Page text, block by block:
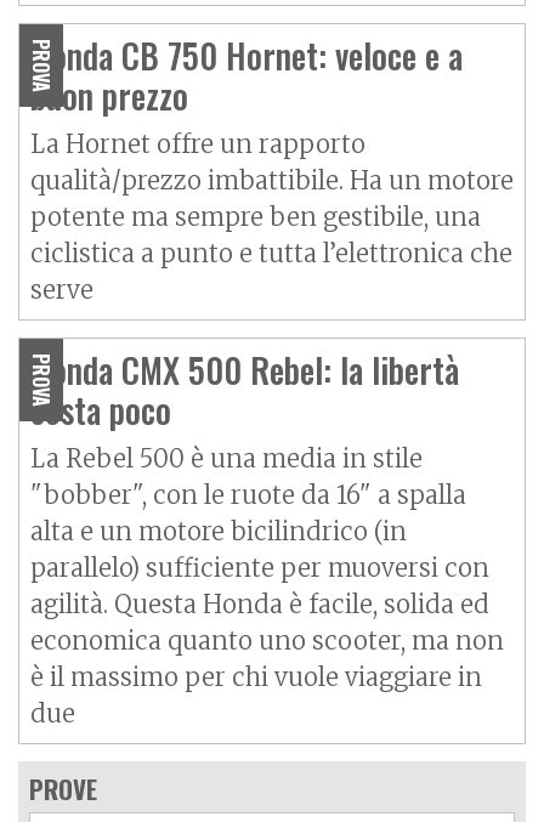
PROVA
Honda CB 750 Hornet: veloce e a
buon prezzo
La Hornet offre un rapporto
qualità/prezzo imbattibile. Ha un motore
potente ma sempre ben gestibile, una
ciclistica a punto e tutta l’elettronica che
serve
PROVA
Honda CMX 500 Rebel: la libertà
costa poco
La Rebel 500 è una media in stile
"bobber", con le ruote da 16" a spalla
alta e un motore bicilindrico (in
parallelo) sufficiente per muoversi con
agilità. Questa Honda è facile, solida ed
economica quanto uno scooter, ma non
è il massimo per chi vuole viaggiare in
due
PROVE